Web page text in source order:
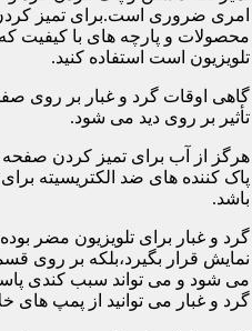
امری ضروری است.برای تمیز
محصولات و پارچه های با
تلویزیون است استفاده کنید.
گاهی اوقات گرد و غبار بر روی
تأثیر بر روی دید می شود.
هرگز از آب برای تمیز کردن صفحه
پاک کننده های ضد الکتریسیته
باشد.
گرد و غبار برای تلویزیون مضر
نمایش قرار بگیرد،بلکه بر روی
می شود و می تواند سبب کندی
گرد و غبار می توانید از پمپ های